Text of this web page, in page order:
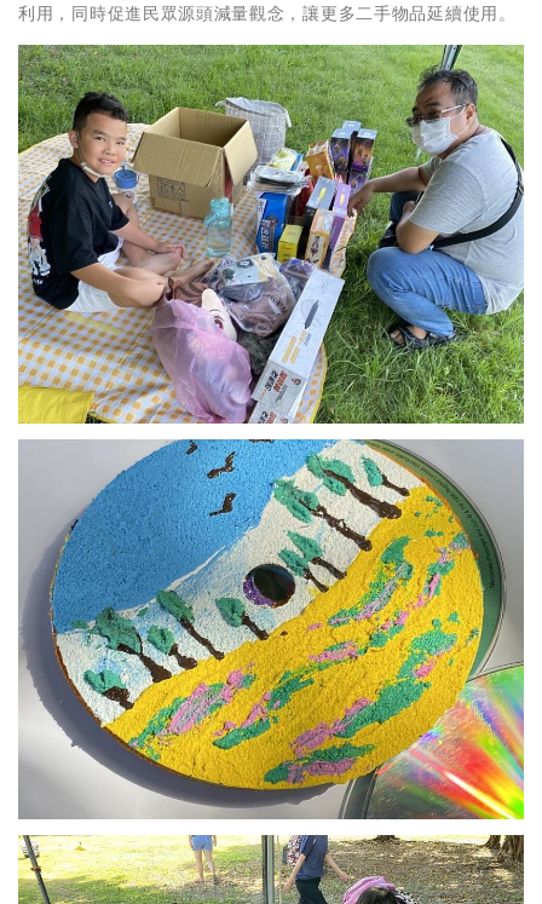
利用，同時促進民眾源頭減量觀念，讓更多二手物品延續使用。